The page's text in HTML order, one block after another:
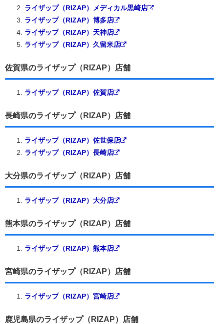
ライザップ（RIZAP）メディカル黒崎店
ライザップ（RIZAP）博多店
ライザップ（RIZAP）天神店
ライザップ（RIZAP）久留米店
佐賀県のライザップ（RIZAP）店舗
ライザップ（RIZAP）佐賀店
長崎県のライザップ（RIZAP）店舗
ライザップ（RIZAP）佐世保店
ライザップ（RIZAP）長崎店
大分県のライザップ（RIZAP）店舗
ライザップ（RIZAP）大分店
熊本県のライザップ（RIZAP）店舗
ライザップ（RIZAP）熊本店
宮崎県のライザップ（RIZAP）店舗
ライザップ（RIZAP）宮崎店
鹿児島県のライザップ（RIZAP）店舗